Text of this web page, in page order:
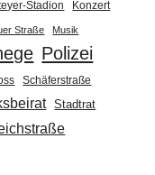
Stadion
Konzert
Straße Musik
Polizei
Schäferstraße
Stadtrat